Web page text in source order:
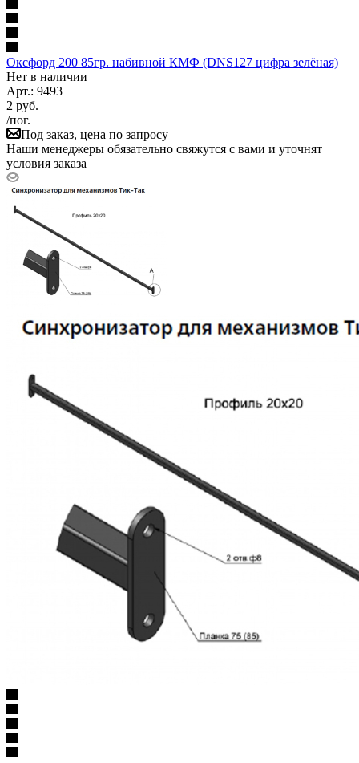
Оксфорд 200 85гр. набивной КМФ (DNS127 цифра зелёная)
Нет в наличии
Арт.: 9493
2 руб.
/пог.
Под заказ, цена по запросу
Наши менеджеры обязательно свяжутся с вами и уточнят
условия заказа